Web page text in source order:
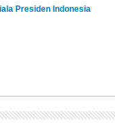
Presiden Indonesia